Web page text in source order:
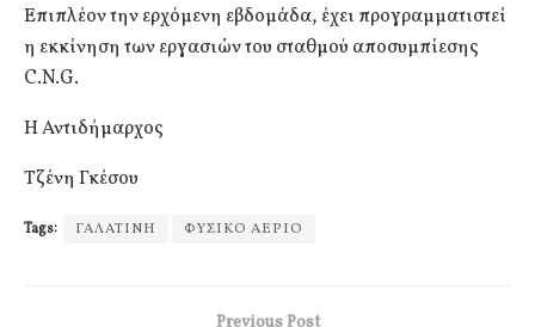
Επιπλέον την ερχόμενη εβδομάδα, έχει προγραμματιστεί
η εκκίνηση των εργασιών του σταθμού αποσυμπίεσης
C.N.G.
Η Αντιδήμαρχος
Τζένη Γκέσου
Tags: ΓΑΛΑΤΙΝΗ ΦΥΣΙΚΟ ΑΕΡΙΟ